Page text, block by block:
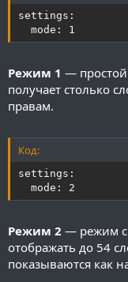
settings:
  mode: 1
Режим 1 —
получает столько
правам.
Код:
settings:
  mode: 2
Режим 2 — режим с
отображать до 54
показываются как